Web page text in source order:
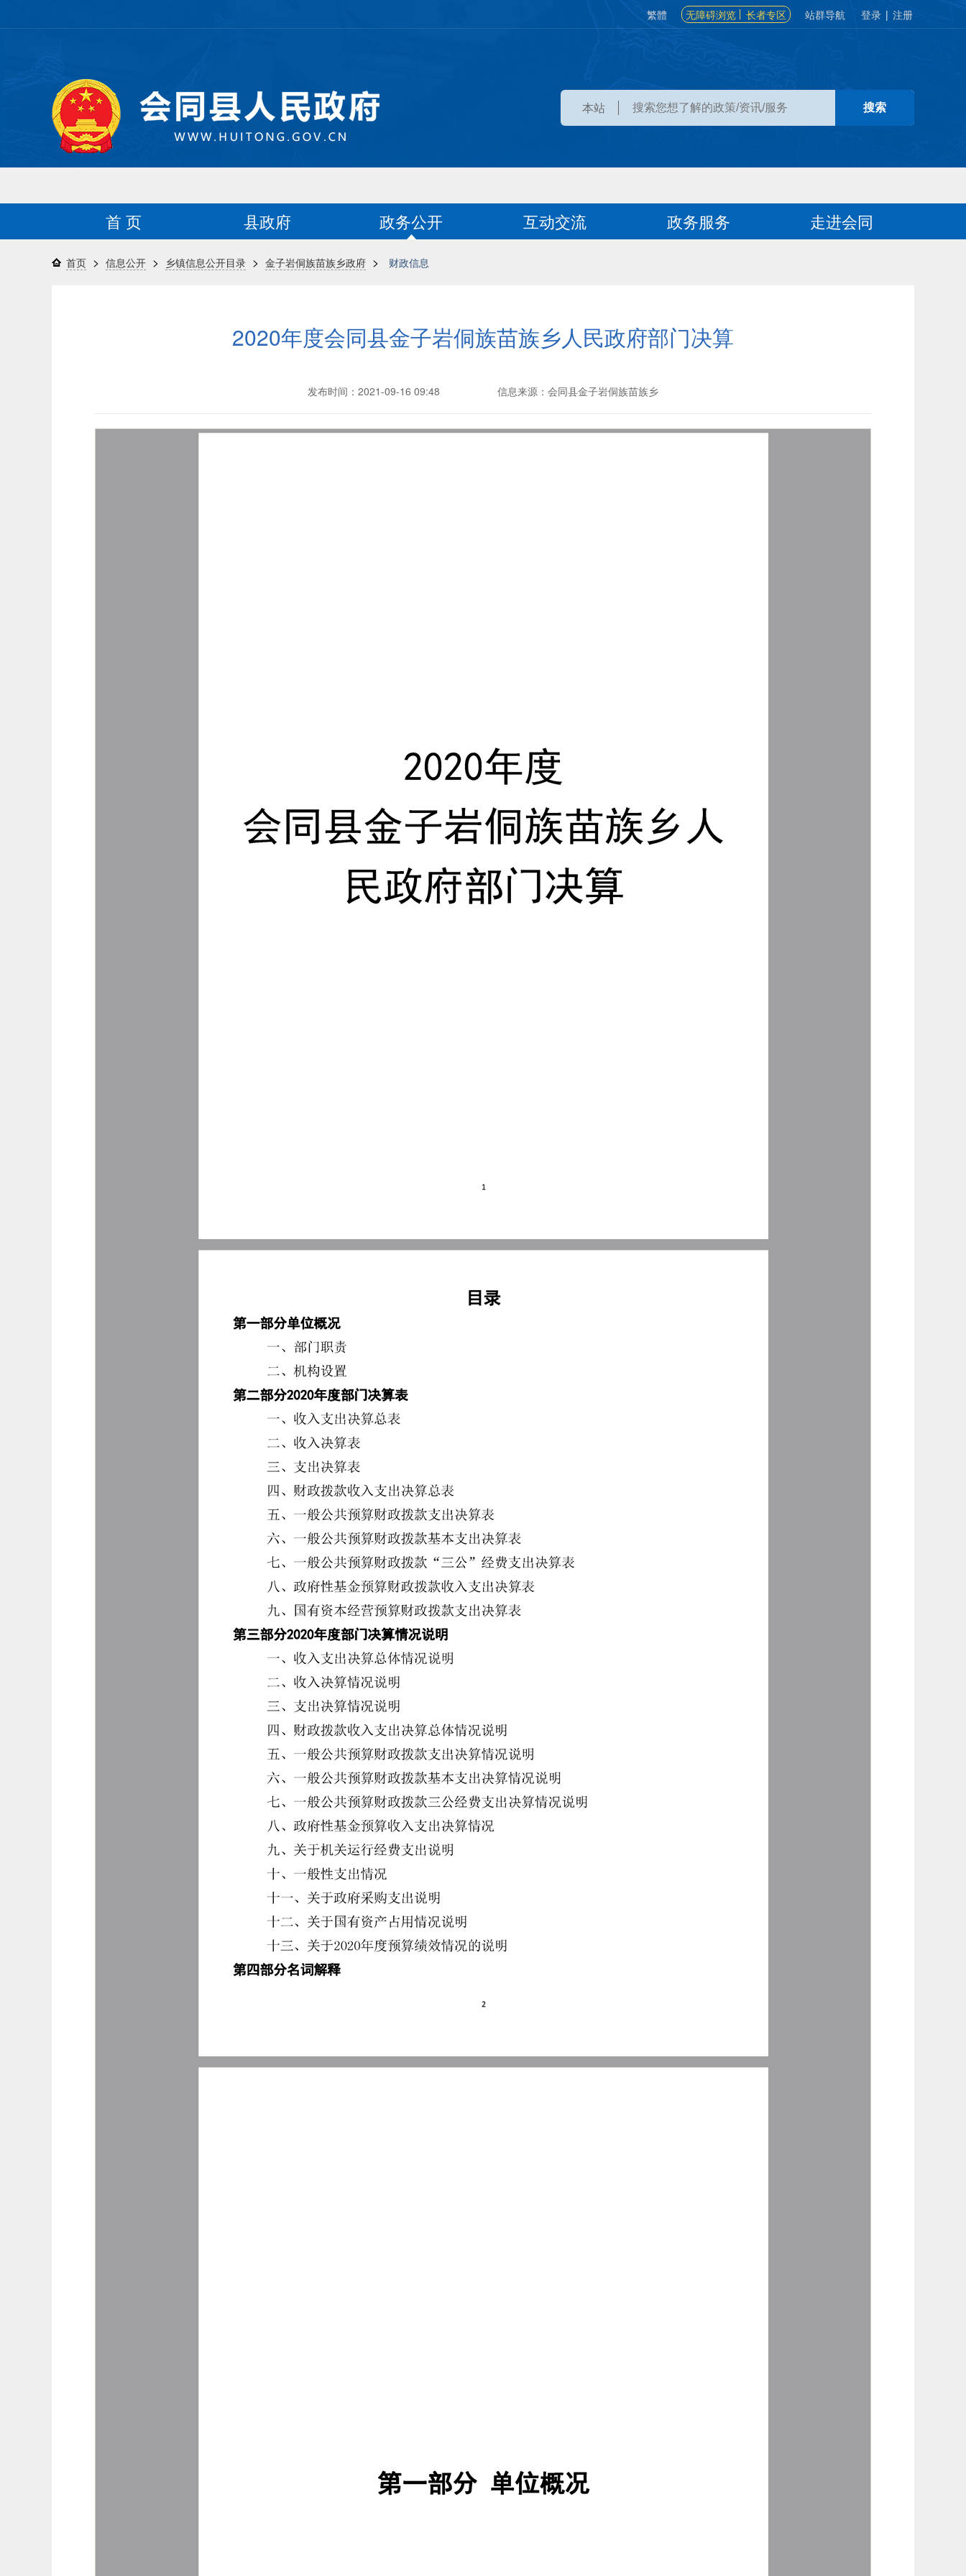
繁體 无障碍浏览 长者专区 站群导航 登录 | 注册
本站
首 页 县政府 政务公开 互动交流 政务服务 走进会同
首页 > 信息公开 > 乡镇信息公开目录 > 金子岩侗族苗族乡政府 > 财政信息
2020年度会同县金子岩侗族苗族乡人民政府部门决算
发布时间：2021-09-16 09:48 信息来源：会同县金子岩侗族苗族乡